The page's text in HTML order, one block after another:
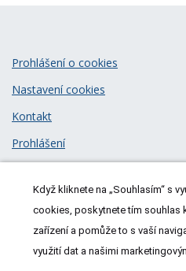
© 2026MeDitorial| ISSN 1805-
Prohlášení o cookies
Nastavení cookies
Kontakt
Prohlášení
Když kliknete na „Souhlasím“ s
cookies, poskytnete tím souhlas
zařízení a pomůže to s vaší
využití dat a našimi